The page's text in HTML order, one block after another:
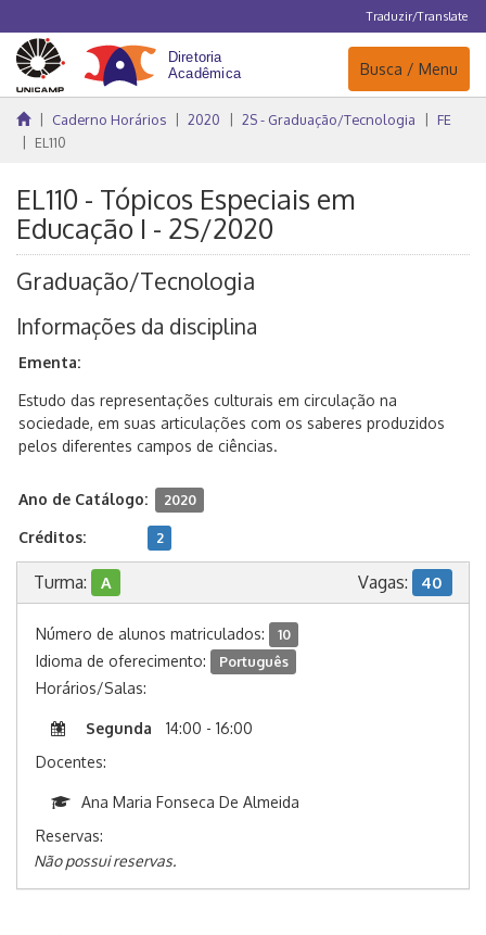
Traduzir/Translate
Navegação
Busca / Menu
Caderno Horários 2020 2S - Graduação/Tecnologia
FE
EL110
EL110 - Tópicos Especiais em
Educação I - 2S/2020
Graduação/Tecnologia
Informações da disciplina
Ementa:
Estudo das representações culturais em circulação na
sociedade, em suas articulações com os saberes produzidos
pelos diferentes campos de ciências.
Ano de Catálogo: 2020
Créditos: 2
Turma: A Vagas: 40
Número de alunos matriculados: 10
Idioma de oferecimento: Português
Horários/Salas:
Segunda
14:00 - 16:00
Docentes:
Ana Maria Fonseca De Almeida
Reservas:
Não possui reservas.